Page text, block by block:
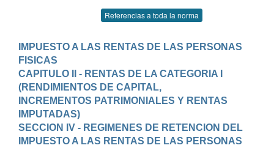
Referencias a toda la norma
IMPUESTO A LAS RENTAS DE LAS PERSONAS
FISICAS
CAPITULO II - RENTAS DE LA CATEGORIA I
(RENDIMIENTOS DE CAPITAL,
INCREMENTOS PATRIMONIALES Y RENTAS
IMPUTADAS)
SECCION IV - REGIMENES DE RETENCION DEL
IMPUESTO A LAS RENTAS DE LAS PERSONAS